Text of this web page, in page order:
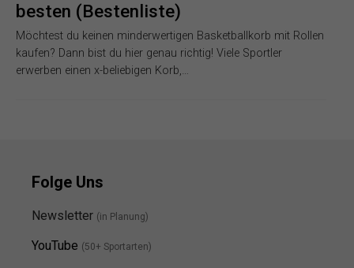
besten (Bestenliste)
Möchtest du keinen minderwertigen Basketballkorb mit Rollen
kaufen? Dann bist du hier genau richtig! Viele Sportler
erwerben einen x-beliebigen Korb,…
Folge Uns
Newsletter (in Planung)
YouTube (50+ Sportarten)